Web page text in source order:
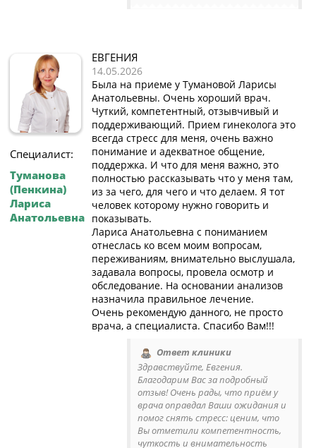
Специалист:
Туманова
(Пенкина)
Лариса
Анатольевна
ЕВГЕНИЯ
14.05.2026
Была на приеме у Тумановой Ларисы
Анатольевны. Очень хороший врач.
Чуткий, компетентный, отзывчивый и
поддерживающий. Прием гинеколога это
всегда стресс для меня, очень важно
понимание и адекватное общение,
поддержка. И что для меня важно, это
полностью рассказывать что у меня там,
из за чего, для чего и что делаем. Я тот
человек которому нужно говорить и
показывать.
Лариса Анатольевна с пониманием
отнеслась ко всем моим вопросам,
переживаниям, внимательно выслушала,
задавала вопросы, провела осмотр и
обследование. На основании анализов
назначила правильное лечение.
Очень рекомендую данного, не просто
врача, а специалиста. Спасибо Вам!!!
Ответ клиники
Здравствуйте, Евгения.
Благодарим Вас за подробный
отзыв! Очень рады, что приём у
врача оправдал Ваши ожидания и
помог снять стресс: ценим, что
Вы отметили компетентность,
чуткость и внимательность